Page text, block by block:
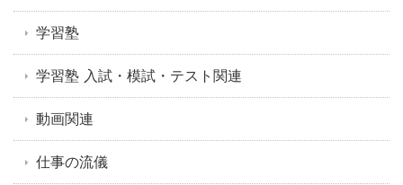
学習塾
学習塾 入試・模試・テスト関連
動画関連
仕事の流儀